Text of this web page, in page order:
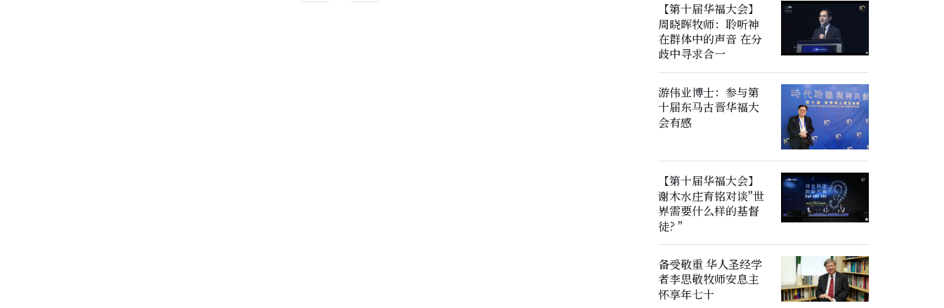
【第十届华福大会】
周晓晖牧师：聆听神
在群体中的声音 在分
歧中寻求合一
游伟业博士：参与第
十届东马古晋华福大
会有感
【第十届华福大会】
谢木水庄育铭对谈"世
界需要什么样的基督
徒? "
备受敬重 华人圣经学
者李思敬牧师安息主
怀享年七十